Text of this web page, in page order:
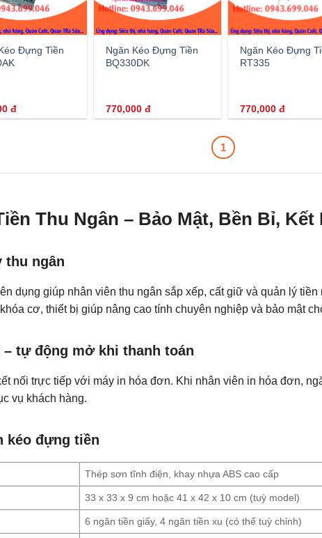
Đựng Tiền
đ
Ngăn Kéo Đựng Tiền
BQ330DK
770,000 đ
Ngăn Kéo Đựng
RT335
770,000đ
1
Thu Ngân – Bảo Mật, Bền Bỉ,
thu ngân
dụng giúp nhân viên thu ngân sắp xếp, cất giữ và quản lý
cơ, thiết bị giúp nâng cao tính chuyên nghiệp và bảo mật
tự động mở khi thanh toán
nối trực tiếp với máy in hóa đơn. Khi nhân viên in hóa đơn,
vụ khách hàng.
kéo đựng tiền
Thép sơn tĩnh điện, khay nhựa ABS cao cấp
33 x 33 x 9 cm hoặc 41 x 42 x 10 cm (tuỳ model)
6 ngăn tiền giấy, 4 ngăn tiền xu (có thể tuỳ chỉnh)